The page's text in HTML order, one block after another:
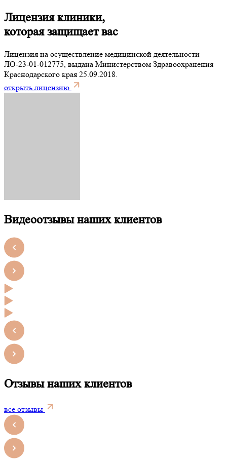
Лицензия клиники,
которая защищает вас
Лицензия на осуществление медицинской деятельности
ЛО-23-01-012775, выдана Министерством Здравоохранения
Краснодарского края 25.09.2018.
открыть лицензию
Видеоотзывы наших клиентов
Отзывы наших клиентов
все отзывы